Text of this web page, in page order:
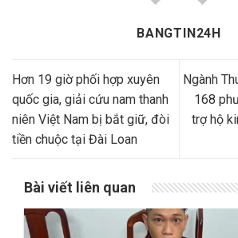
BANGTIN24H
Hơn 19 giờ phối hợp xuyên
quốc gia, giải cứu nam thanh
niên Việt Nam bị bắt giữ, đòi
tiền chuộc tại Đài Loan
Ngành
168
trợ hộ
Bài viết liên quan